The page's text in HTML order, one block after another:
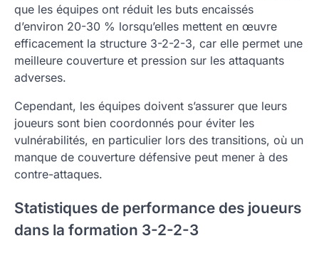
que les équipes ont réduit les buts encaissés
d’environ 20-30 % lorsqu’elles mettent en œuvre
efficacement la structure 3-2-2-3, car elle permet une
meilleure couverture et pression sur les attaquants
adverses.
Cependant, les équipes doivent s’assurer que leurs
joueurs sont bien coordonnés pour éviter les
vulnérabilités, en particulier lors des transitions, où un
manque de couverture défensive peut mener à des
contre-attaques.
Statistiques de performance des joueurs
dans la formation 3-2-2-3